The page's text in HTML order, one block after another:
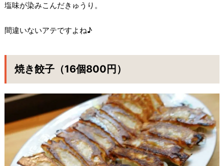
塩味が染みこんだきゅうり。
間違いないアテですよね♪
焼き餃子（16個800円）